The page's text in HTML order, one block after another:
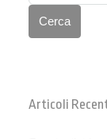
Cerca
Articoli